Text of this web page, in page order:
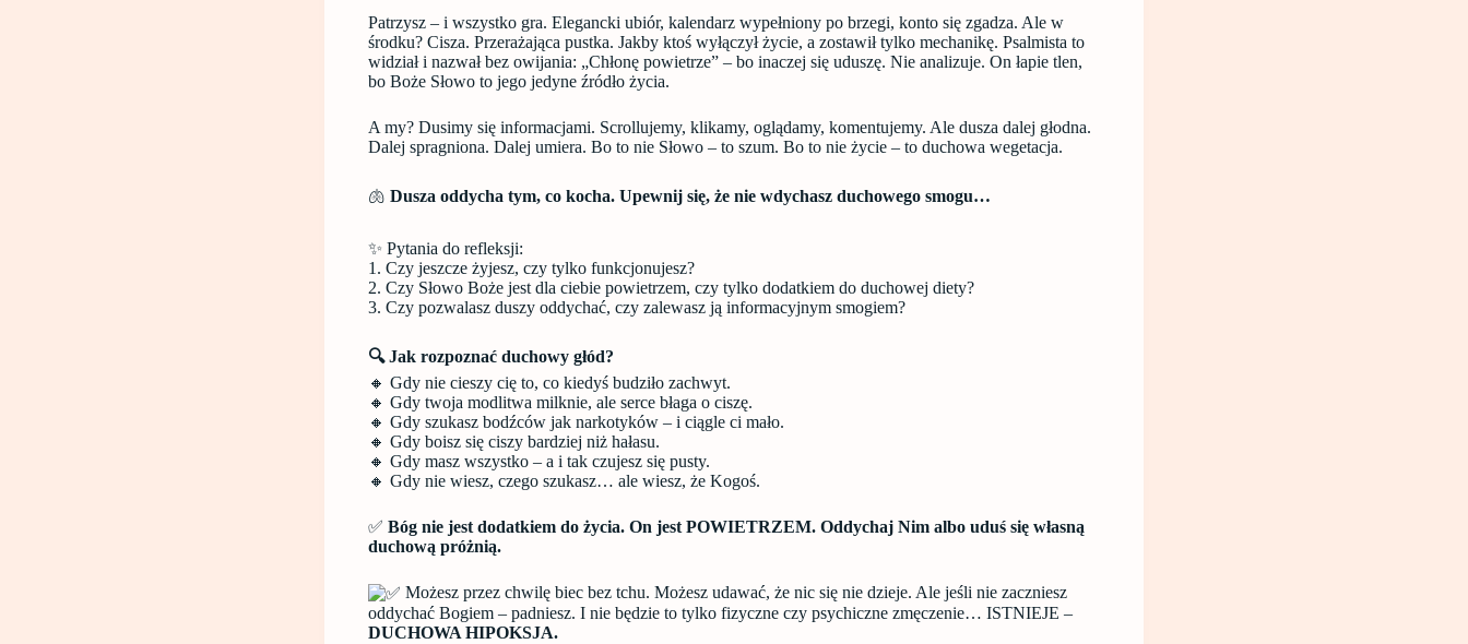
Patrzysz – i wszystko gra. Elegancki ubiór, kalendarz wypełniony po brzegi, konto się zgadza. Ale w
środku? Cisza. Przerażająca pustka. Jakby ktoś wyłączył życie, a zostawił tylko mechanikę. Psalmista to
widział i nazwał bez owijania: „Chłonę powietrze” – bo inaczej się uduszę. Nie analizuje. On łapie tlen,
bo Boże Słowo to jego jedyne źródło życia.
A my? Dusimy się informacjami. Scrollujemy, klikamy, oglądamy, komentujemy. Ale dusza dalej głodna.
Dalej spragniona. Dalej umiera. Bo to nie Słowo – to szum. Bo to nie życie – to duchowa wegetacja.
🫁 Dusza oddycha tym, co kocha. Upewnij się, że nie wdychasz duchowego smogu…
✨ Pytania do refleksji:
1. Czy jeszcze żyjesz, czy tylko funkcjonujesz?
2. Czy Słowo Boże jest dla ciebie powietrzem, czy tylko dodatkiem do duchowej diety?
3. Czy pozwalasz duszy oddychać, czy zalewasz ją informacyjnym smogiem?
🔍 Jak rozpoznać duchowy głód?
🔸 Gdy nie cieszy cię to, co kiedyś budziło zachwyt.
🔸 Gdy twoja modlitwa milknie, ale serce błaga o ciszę.
🔸 Gdy szukasz bodźców jak narkotyków – i ciągle ci mało.
🔸 Gdy boisz się ciszy bardziej niż hałasu.
🔸 Gdy masz wszystko – a i tak czujesz się pusty.
🔸 Gdy nie wiesz, czego szukasz… ale wiesz, że Kogoś.
✅ Bóg nie jest dodatkiem do życia. On jest POWIETRZEM. Oddychaj Nim albo uduś się własną
duchową próżnią.
Możesz przez chwilę biec bez tchu. Możesz udawać, że nic się nie dzieje. Ale jeśli nie zaczniesz
oddychać Bogiem – padniesz. I nie będzie to tylko fizyczne czy psychiczne zmęczenie… ISTNIEJE –
DUCHOWA HIPOKSJA.